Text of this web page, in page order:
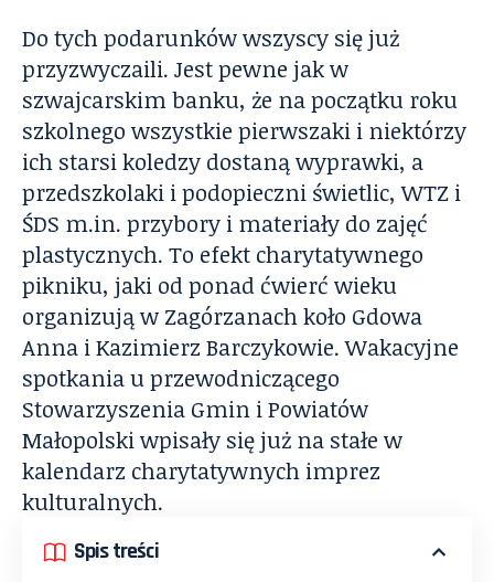
Do tych podarunków wszyscy się już
przyzwyczaili. Jest pewne jak w
szwajcarskim banku, że na początku roku
szkolnego wszystkie pierwszaki i niektórzy
ich starsi koledzy dostaną wyprawki, a
przedszkolaki i podopieczni świetlic, WTZ i
ŚDS m.in. przybory i materiały do zajęć
plastycznych. To efekt charytatywnego
pikniku, jaki od ponad ćwierć wieku
organizują w Zagórzanach koło Gdowa
Anna i Kazimierz Barczykowie. Wakacyjne
spotkania u przewodniczącego
Stowarzyszenia Gmin i Powiatów
Małopolski wpisały się już na stałe w
kalendarz charytatywnych imprez
kulturalnych.
Spis treści